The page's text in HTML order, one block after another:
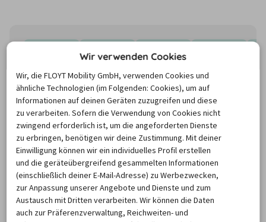
80,91 €
9/26
72,18 €
10/26
80,81 € 102,00 €
Wir verwenden Cookies
Wir, die FLOYT Mobility GmbH, verwenden Cookies und
ähnliche Technologien (im Folgenden: Cookies), um auf
Informationen auf deinen Geräten zuzugreifen und diese
zu verarbeiten. Sofern die Verwendung von Cookies nicht
zwingend erforderlich ist, um die angeforderten Dienste
zu erbringen, benötigen wir deine Zustimmung. Mit deiner
Einwilligung können wir ein individuelles Profil erstellen
und die geräteübergreifend gesammelten Informationen
(einschließlich deiner E-Mail-Adresse) zu Werbezwecken,
zur Anpassung unserer Angebote und Dienste und zum
Austausch mit Dritten verarbeiten. Wir können die Daten
auch zur Präferenzverwaltung, Reichweiten- und